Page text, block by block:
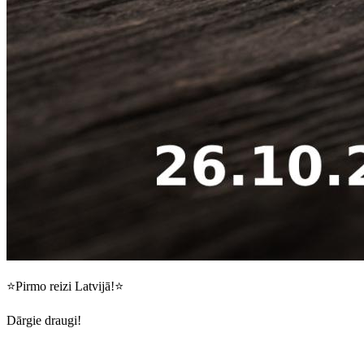
⭐️Pirmo reizi Latvijā!⭐️
Dārgie draugi!